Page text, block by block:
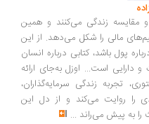
زندگی می‌کنند و همین
را شکل می‌دهد. از این
کتابی درباره انسان
است... اوزل به‌جای ارائه
زندگی سرمایه‌گذاران،
روایت می‌کند و از دل این
می‌راند ...